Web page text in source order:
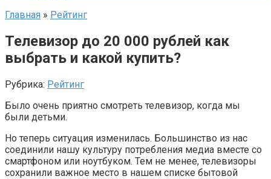
Главная » Рейтинг
Телевизор до 20 000 рублей как
выбрать и какой купить?
Рубрика: Рейтинг
Было очень приятно смотреть телевизор, когда мы
были детьми.
Но теперь ситуация изменилась. Большинство из нас
соединили нашу культуру потребления медиа вместе со
смартфоном или ноутбуком. Тем не менее, телевизоры
сохранили важное место в нашем списке бытовой